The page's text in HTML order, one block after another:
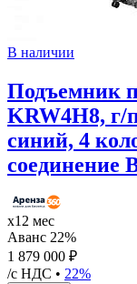
В наличии
Подъемник
KRW4H8, г/
синий, 4
соединение
х12 мес
Аванс 22%
1 879 000 ₽
/с НДС • 22%